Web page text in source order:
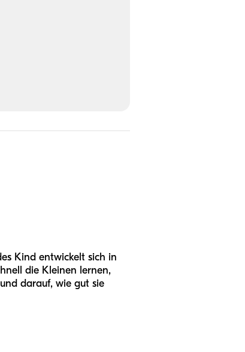
Kind entwickelt sich in
die Kleinen lernen,
darauf, wie gut sie